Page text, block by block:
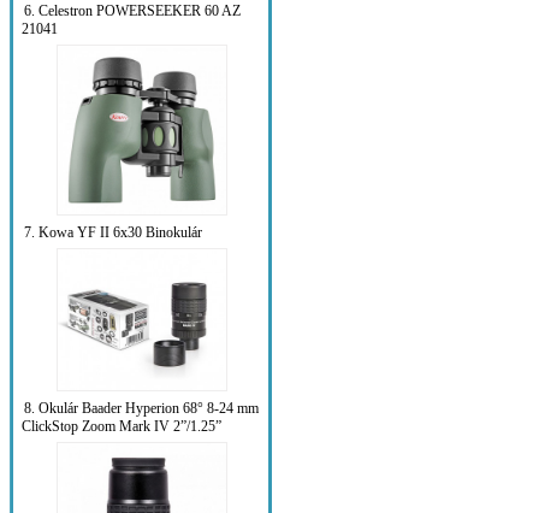
6. Celestron POWERSEEKER 60 AZ
21041
7. Kowa YF II 6x30 Binokulár
8. Okulár Baader Hyperion 68° 8-24 mm
ClickStop Zoom Mark IV 2”/1.25”